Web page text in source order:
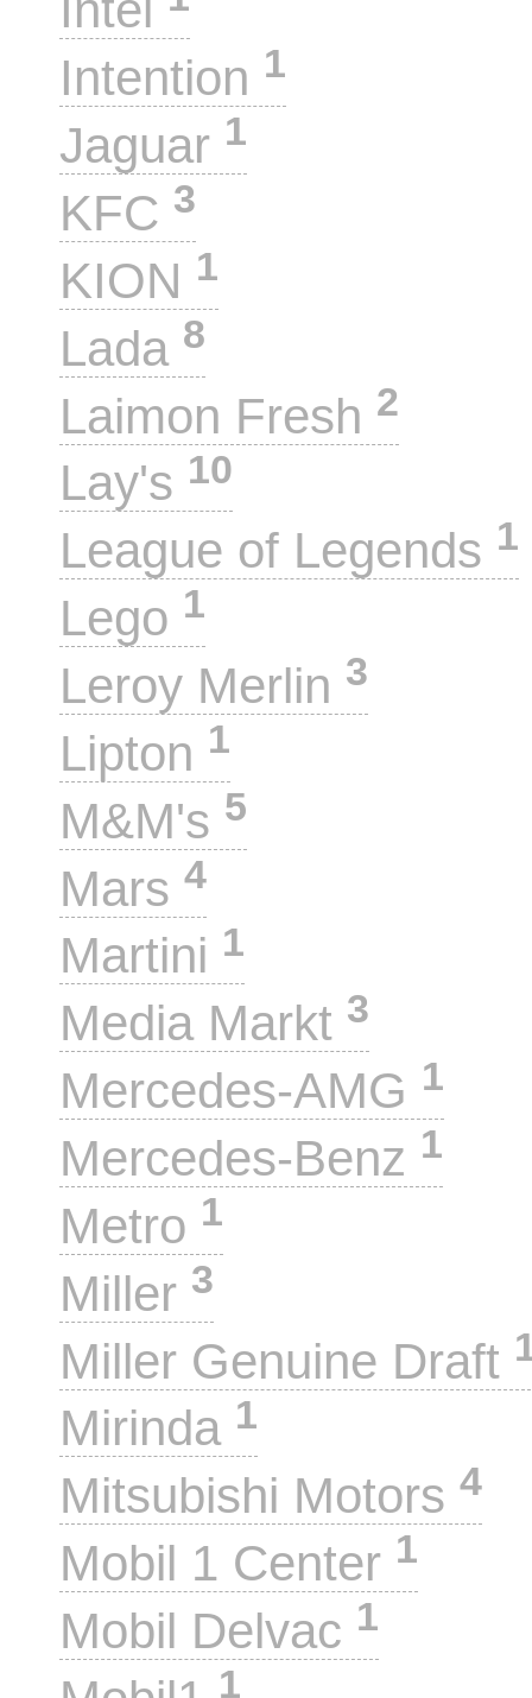
Intention 1
Jaguar 1
KFC 3
KION 1
Lada 8
Laimon Fresh 2
Lay's 10
League of Legends 1
Lego 1
Leroy Merlin 3
Lipton 1
M&M's 5
Mars 4
Martini 1
Media Markt 3
Mercedes-AMG 1
Mercedes-Benz 1
Metro 1
Miller 3
Miller Genuine Draft
Mirinda 1
Mitsubishi Motors 4
Mobil 1 Center 1
Mobil Delvac 1
1